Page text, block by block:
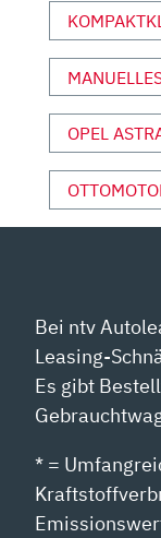
VON
YOUTUBE
ANZEIGEN
OPEL
Bei ntv
Leasing-
Es gibt
* =